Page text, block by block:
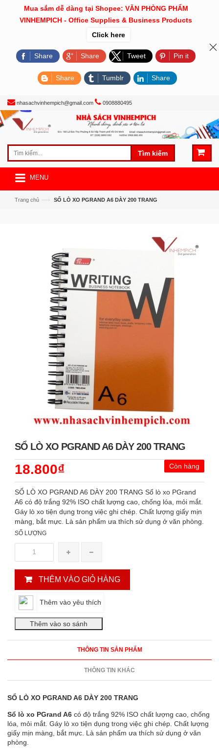
nhasachvinhempich@gmail.com 0908880495
Tìm kiếm
MENU
Trang chủ —› SỔ LÒ XO PGRAND A6 DÀY 200 TRANG
SỔ LÒ XO PGRAND A6 DÀY 200 TRANG
Còn hàng
18.800₫
SỔ LÒ XO PGRAND A6 DÀY 200 TRANG Sổ lò xo PGrand
A6 có độ trắng 92% ISO chất lượng cao, chống lóa, mỏi mắt.
Gáy lò xo tiện dụng trong việc ghi chép. Chất lượng giấy mịn
màng, bắt mực. Là sản phẩm ưa thích sử dụng ở văn phòng.
SỐ LƯỢNG
THÊM VÀO GIỎ HÀNG
Thêm vào yêu thích
THÔNG TIN SẢN PHẨM
THÔNG TIN KHÁC
SỔ LÒ XO PGRAND A6 DÀY 200 TRANG
Sổ lò xo PGrand A6 có độ trắng 92% ISO chất lượng cao, chống
lóa, mỏi mắt. Gáy lò xo tiện dụng trong việc ghi chép. Chất lượng
giấy mịn màng, bắt mực. Là sản phẩm ưa thích sử dụng ở văn
phòng.
Mua sắm dễ dàng tại Shopee: VĂN PHÒNG PHẨM
VINHEMPICH - Office Supplies & Business Products
Click here
Share Share Tweet Pin it
Share Tumblr Share